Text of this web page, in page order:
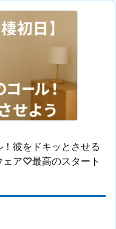
！彼をドキッとさせる
ェア♡最高のスタート